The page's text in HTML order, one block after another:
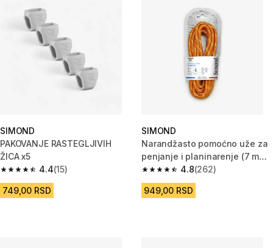
SIMOND
PAKOVANJE RASTEGLJIVIH
ŽICA x5
4.4
4.4 od 5 zvezdica from 15 Recenzije
(15)
749,00 RSD
SIMOND
Narandžasto pomoćno uže za
penjanje i planinarenje (7 mm x
4 m)
4.8
4.8 od 5 zvezdica from 262
(262)
949,00 RSD